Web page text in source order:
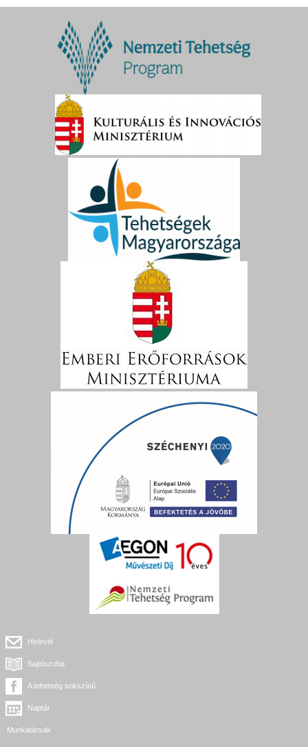
Hírlevél
Sajtószoba
A tehetség sokszínű
Naptár
Munkatársak